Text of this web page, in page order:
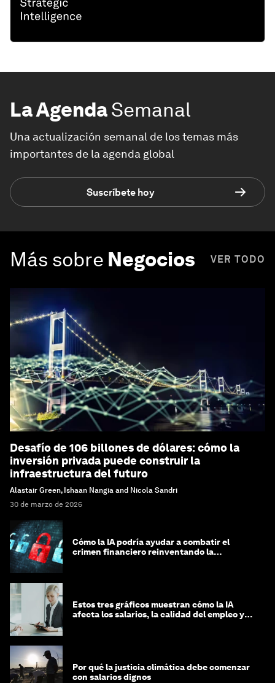
La AgendaSemanal
Una actualización semanal de los temas más
importantes de la agenda global
Suscríbete hoy
Más sobre Negocios VER TODO
Desafío de 106 billones de dólares: cómo la
inversión privada puede construir la
infraestructura del futuro
Alastair Green, Ishaan Nangia and Nicola Sandri
30 de marzo de 2026
Cómo la IA podría ayudar a combatir el
crimen financiero reinventando la
Estos tres gráficos muestran cómo la IA
afecta los salarios, la calidad del empleo y
Por qué la justicia climática debe comenzar
con salarios dignos